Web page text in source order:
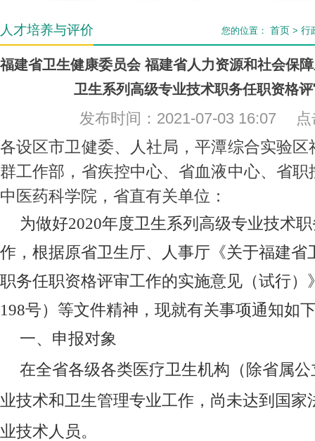
人才培养与评价 您的位置： 首页 > 行
福建省卫生健康委员会 福建省人力资源和社会保
卫生系列高级专业技术职务任职资格
发布时间：2021-07-03 16:07 点
各设区市卫健委、人社局，平潭综合实验
群工作部， 省疾控中心、省血液中心、省
中医药科学院，省直有关单位 ：
为做好2020年度卫生系列高级专业技术
作，根据原省卫生厅、人事厅《关于福建省
职务任职资格评审工作的实施意见（试行）
198号）等文件精神，现就有关事项通知如
一、申报对象
在全省各级各类医疗卫生机构（除省属
业技术和卫生管理专业工作，尚未达到国家
业技术人员。